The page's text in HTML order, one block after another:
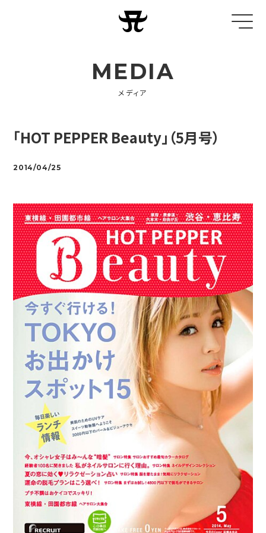
MEDIA
メディア
「HOT PEPPER Beauty」（5月号）
2014/04/25